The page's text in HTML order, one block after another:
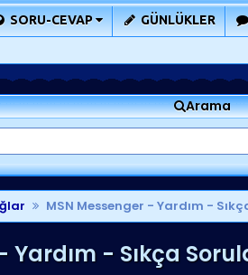
SORU-CEVAP GÜNLÜKLER
Arama
MSN Messenger - Yardım -
Yardım - Sıkça